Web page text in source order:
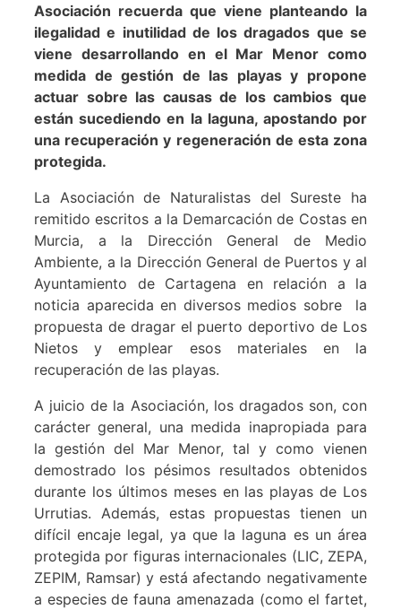
Asociación recuerda que viene planteando la
ilegalidad e inutilidad de los dragados que se
viene desarrollando en el Mar Menor como
medida de gestión de las playas y propone
actuar sobre las causas de los cambios que
están sucediendo en la laguna, apostando por
una recuperación y regeneración de esta zona
protegida.
La Asociación de Naturalistas del Sureste ha
remitido escritos a la Demarcación de Costas en
Murcia, a la Dirección General de Medio
Ambiente, a la Dirección General de Puertos y al
Ayuntamiento de Cartagena en relación a la
noticia aparecida en diversos medios sobre la
propuesta de dragar el puerto deportivo de Los
Nietos y emplear esos materiales en la
recuperación de las playas.
A juicio de la Asociación, los dragados son, con
carácter general, una medida inapropiada para
la gestión del Mar Menor, tal y como vienen
demostrado los pésimos resultados obtenidos
durante los últimos meses en las playas de Los
Urrutias. Además, estas propuestas tienen un
difícil encaje legal, ya que la laguna es un área
protegida por figuras internacionales (LIC, ZEPA,
ZEPIM, Ramsar) y está afectando negativamente
a especies de fauna amenazada (como el fartet,